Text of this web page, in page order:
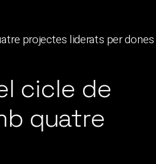
cicle de
quatre